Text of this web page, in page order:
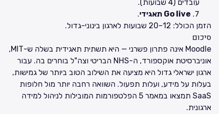
עובדים (4 שבועות).
Go live תאגידי
.
הזמן הכולל: 12–20 שבועות לארגון בינוני-גדול.
סיכום
Moodle אינה פתרון פשרני — היא תשתית תאגידית בשלה ש-MIT,
אוניברסיטת אוקספורד, ה-NHS הבריטי וצה"ל בוחרים בה. עבור
ארגון ישראלי גדול היא מציעה את השילוב הטוב ביותר של גמישות,
בעלות על מידע, ועלות תפעול. השוואה רחבה יותר מול חלופות
SaaS תמצאו במאמר
5 הפלטפורמות המובילות לניהול למידה
ארגונית.